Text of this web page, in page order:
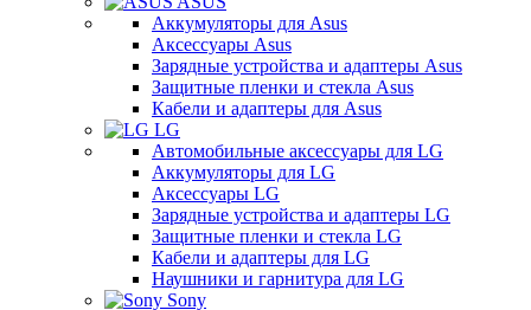
Аккумуляторы для Asus
Аксессуары Asus
Зарядные устройства и адаптеры Asus
Защитные пленки и стекла Asus
Кабели и адаптеры для Asus
LG
Автомобильные аксессуары для LG
Аккумуляторы для LG
Аксессуары LG
Зарядные устройства и адаптеры LG
Защитные пленки и стекла LG
Кабели и адаптеры для LG
Наушники и гарнитура для LG
Sony